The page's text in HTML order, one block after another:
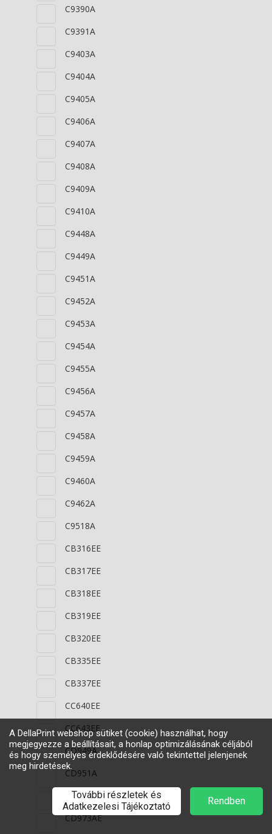
C9390A
C9391A
C9403A
C9404A
C9405A
C9406A
C9407A
C9408A
C9409A
C9410A
C9448A
C9449A
C9451A
C9452A
C9453A
C9454A
C9455A
C9456A
C9457A
C9458A
C9459A
C9460A
C9462A
C9518A
CB316EE
CB317EE
CB318EE
CB319EE
CB320EE
CB335EE
CB337EE
CC640EE
CC643EE
CD949A
CD951A
CD972AE
CD973AE